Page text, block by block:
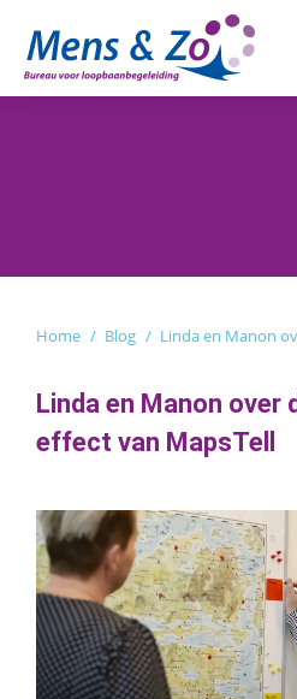
Home Blog Linda en Manon
Linda en Manon over
effect van MapsTell